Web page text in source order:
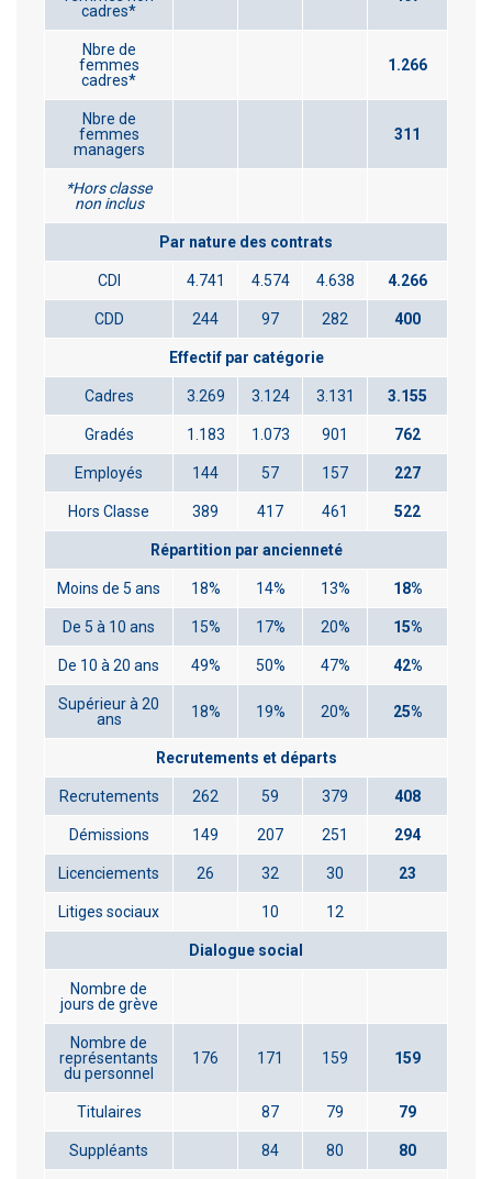
cadres*
Nbre de
femmes
cadres*
1.266
Nbre de
femmes
managers
311
*Hors classe
non inclus
Par nature des contrats
CDI 4.741 4.574 4.638 4.266
CDD 244 97 282 400
Effectif par catégorie
Cadres 3.269 3.124 3.131 3.155
Gradés 1.183 1.073 901 762
Employés 144 57 157 227
Hors Classe 389 417 461 522
Répartition par ancienneté
Moins de 5 ans 18% 14% 13% 18%
De 5 à 10 ans 15% 17% 20% 15%
De 10 à 20 ans 49% 50% 47% 42%
Supérieur à 20
ans
18% 19% 20% 25%
Recrutements et départs
Recrutements 262 59 379 408
Démissions 149 207 251 294
Licenciements 26 32 30 23
Litiges sociaux 10 12
Dialogue social
Nombre de
jours de grève
Nombre de
représentants
du personnel
176 171 159 159
Titulaires 87 79 79
Suppléants 84 80 80